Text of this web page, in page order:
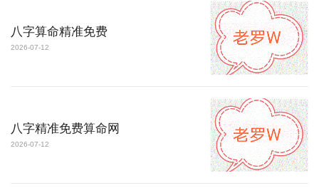
八字算命精准免费
2026-07-12
八字精准免费算命网
2026-07-12